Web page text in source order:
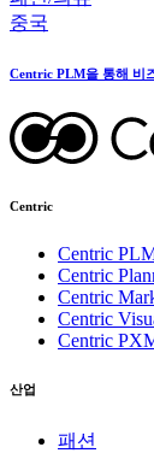
중국
Centric PLM을 통해 비
Centric
Centric
Centric
Centric
Centric
Centric
산업
패션